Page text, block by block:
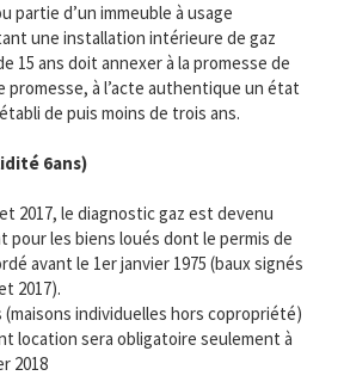
partie d’un immeuble à usage
une installation intérieure de gaz
15 ans doit annexer à la promesse de
promesse, à l’acte authentique un état
de puis moins de trois ans.
6ans)
2017, le diagnostic gaz est devenu
pour les biens loués dont le permis de
avant le 1er janvier 1975 (baux signés
2017).
individuelles hors copropriété)
location sera obligatoire seulement à
2018